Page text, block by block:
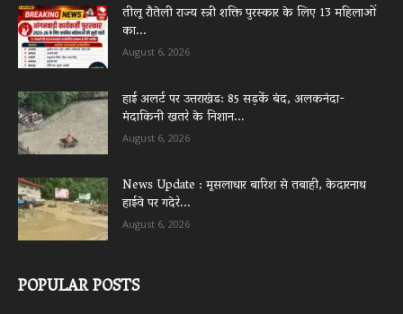
तीलू रौतेली राज्य स्त्री शक्ति पुरस्कार के लिए 13 महिलाओं
का...
August 6, 2026
हाई अलर्ट पर उत्तराखंड: 85 सड़कें बंद, अलकनंदा-
मंदाकिनी खतरे के निशान...
August 6, 2026
News Update : मूसलाधार बारिश से तबाही, केदारनाथ
हाईवे पर गदेरे...
August 6, 2026
POPULAR POSTS